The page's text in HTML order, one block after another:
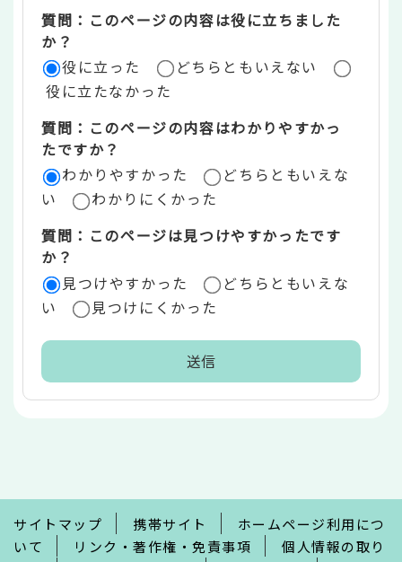
ツ
評
価
リ
ア
質問：このページの内容は役に立ちました
か？
役に立った
どちらともいえない
役に立たなかった
質問：このページの内容はわかりやすかっ
たですか？
わかりやすかった
どちらともいえな
い
わかりにくかった
質問：このページは見つけやすかったです
か？
見つけやすかった
どちらともいえな
い
見つけにくかった
で
サイトマップ 携帯サイト
ホームページ利用につ
いて
リンク・著作権・免責事項
個人情報の取り